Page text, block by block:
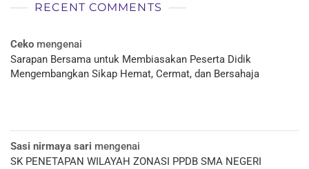
RECENT COMMENTS
Ceko mengenai
Sarapan Bersama untuk Membiasakan Peserta Didik
Mengembangkan Sikap Hemat, Cermat, dan Bersahaja
Sasi nirmaya sari mengenai
SK PENETAPAN WILAYAH ZONASI PPDB SMA NEGERI